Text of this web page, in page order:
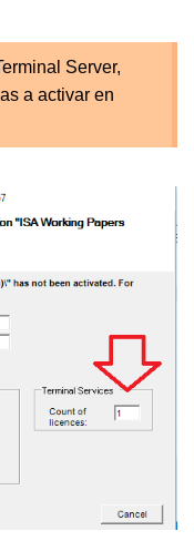
Server,
a activar en